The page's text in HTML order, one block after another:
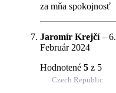
za mňa spokojnosť
Jaromír Krejčí – 6.
Február 2024
Hodnotené 5 z 5
Czech Republic